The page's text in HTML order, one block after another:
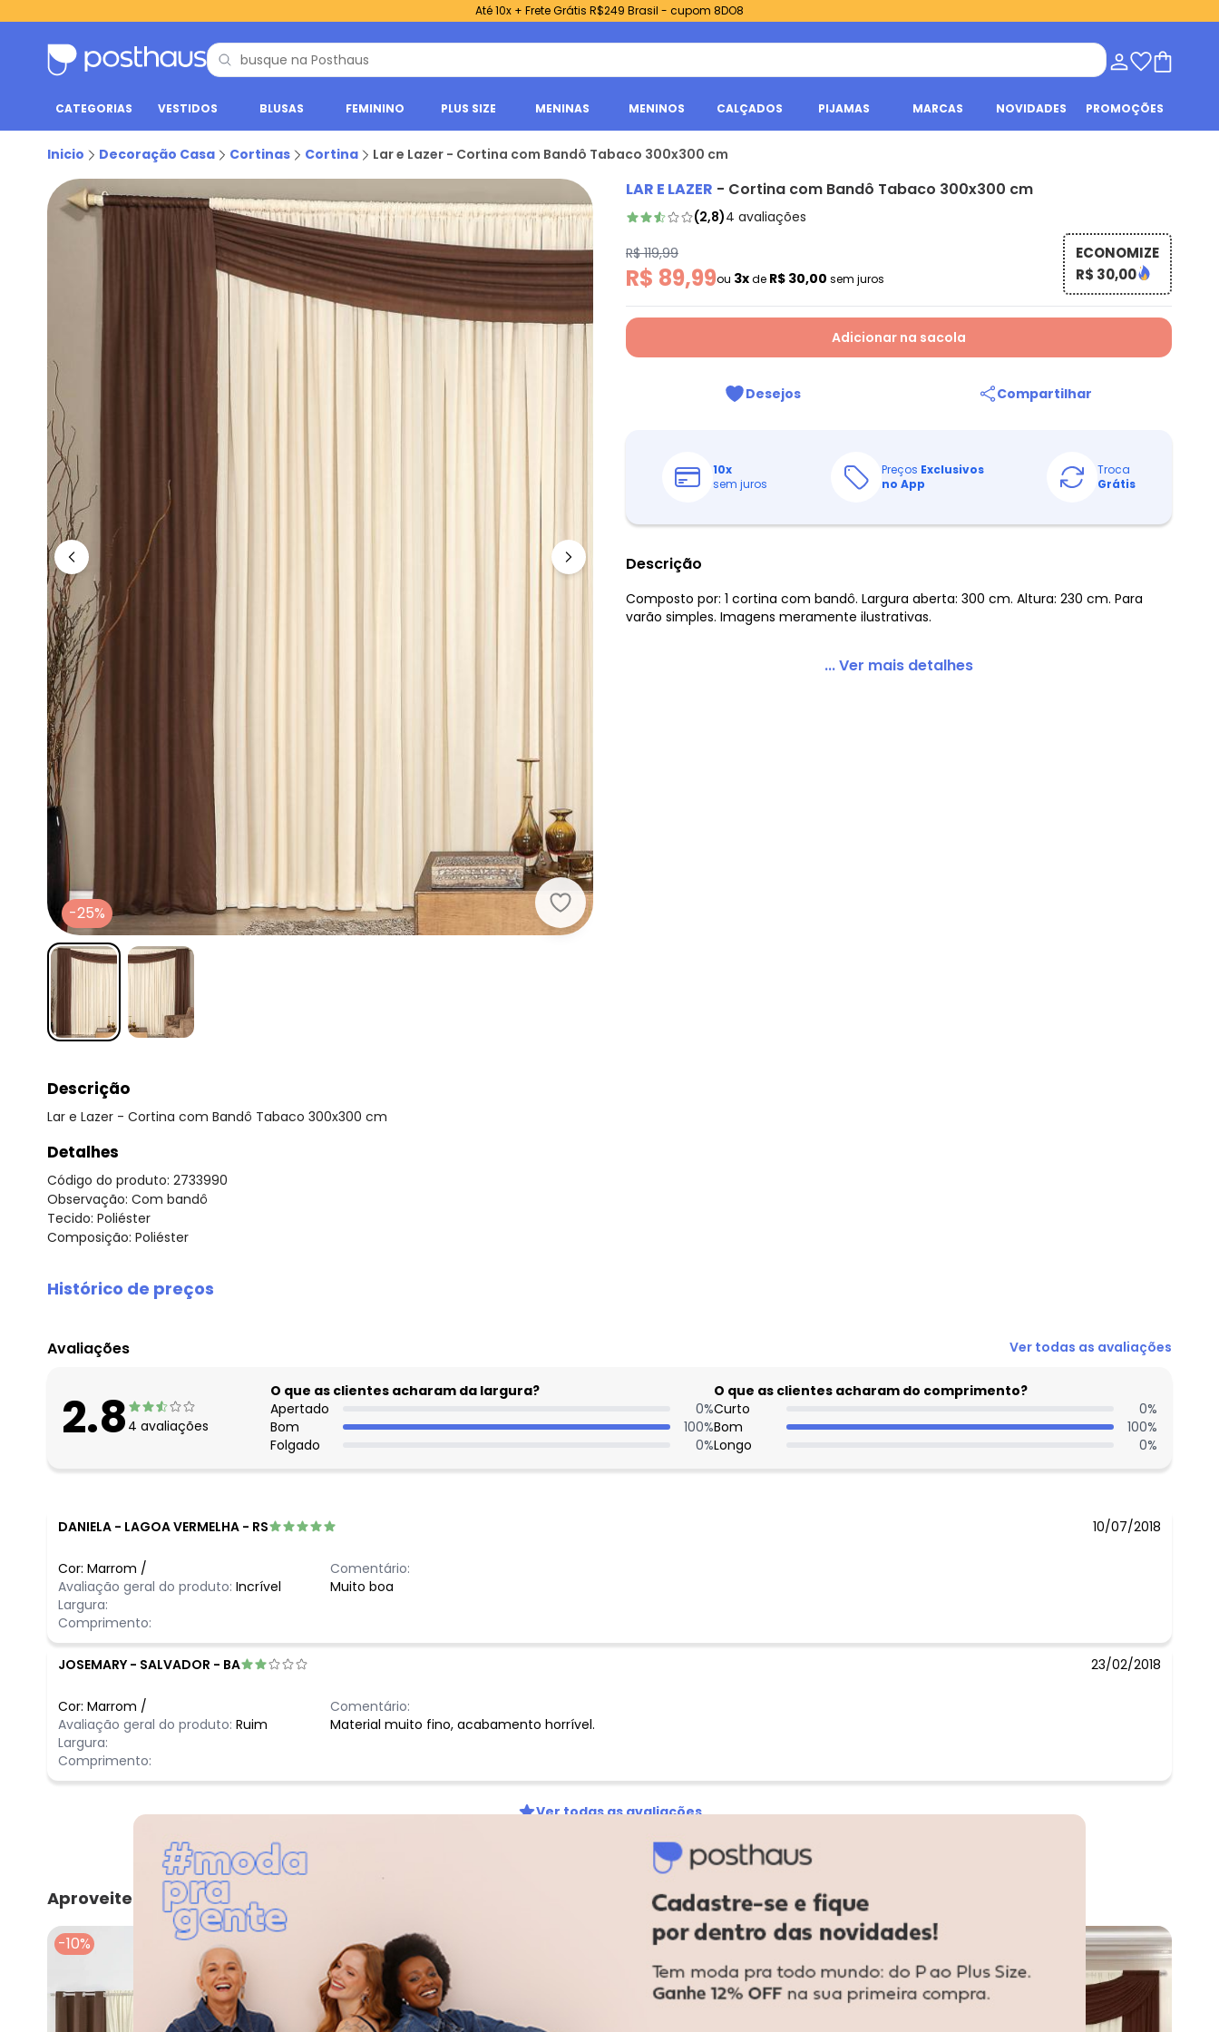
Até 10x + Frete Grátis R$249 Brasil - cupom 8DO8
CATEGORIAS VESTIDOS BLUSAS FEMININO PLUS SIZE MENINAS MENINOS CALÇADOS PIJAMAS MARCAS NOVIDADES PROMOÇÕES
Inicio Decoração Casa Cortinas Cortina Lar e Lazer - Cortina com Bandô Tabaco 300x300 cm
Lar e Lazer - Cortina com Bandô Tabaco 300x300 cm
-25%
LAR E LAZER - Cortina com Bandô Tabaco 300x300 cm
(2,8)4 avaliações
R$ 119,99
R$ 89,99ou 3xde R$ 30,00 sem juros
ECONOMIZE
R$ 30,00
Adicionar na sacola
Desejos Compartilhar
10x
sem juros
Preços Exclusivos
no App
Troca
Grátis
Descrição
Composto por: 1 cortina com bandô. Largura aberta: 300 cm. Altura: 230 cm. Para
varão simples. Imagens meramente ilustrativas.
... Ver mais detalhes
Descrição
Lar e Lazer - Cortina com Bandô Tabaco 300x300 cm
Detalhes
Código do produto: 2733990
Observação: Com bandô
Tecido: Poliéster
Composição: Poliéster
Histórico de preços
agosto/2026
N/D*
maio/2026 N/D*
abril/2026 N/D*
N/D*
fevereiro/2026 N/D*
Avaliações Ver todas as avaliações
2.8 4 avaliações
O que as clientes acharam da largura?
Apertado
0%
Bom
100%
Folgado
0%
O que as clientes acharam do comprimento?
Curto
0%
Bom
100%
Longo
0%
DANIELA - LAGOA VERMELHA - RS 10/07/2018
Cor: Marrom /
Avaliação geral do produto: Incrível
Largura:
Comprimento:
Comentário:
Muito boa
JOSEMARY - SALVADOR - BA 23/02/2018
Cor: Marrom /
Avaliação geral do produto: Ruim
Largura:
Comprimento:
Comentário:
Material muito fino, acabamento horrível.
Ver todas as avaliações
Aproveite e compre junto
-10% -52%